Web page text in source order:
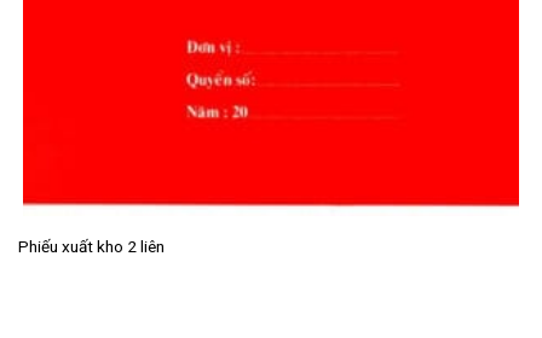
Phiếu xuất kho 2 liên